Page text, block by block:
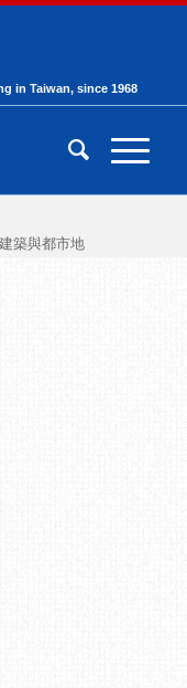
in Taiwan, since 1968
築與都市地